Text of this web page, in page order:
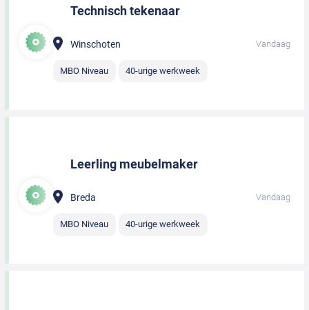
Technisch tekenaar
Winschoten Vandaag
MBO Niveau 40-urige werkweek
Leerling meubelmaker
Breda Vandaag
MBO Niveau 40-urige werkweek